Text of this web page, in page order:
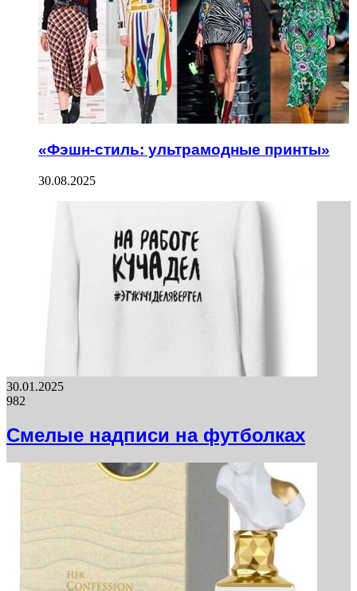
«Фэшн-стиль: ультрамодные принты»
30.08.2025
30.01.2025
982
Смелые надписи на футболках